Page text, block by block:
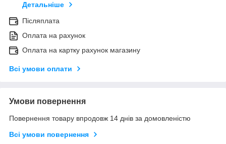
Детальніше
Післяплата
Оплата на рахунок
Оплата на картку рахунок магазину
Всі умови оплати
Умови повернення
Повернення товару впродовж 14 днів за домовленістю
Всі умови повернення